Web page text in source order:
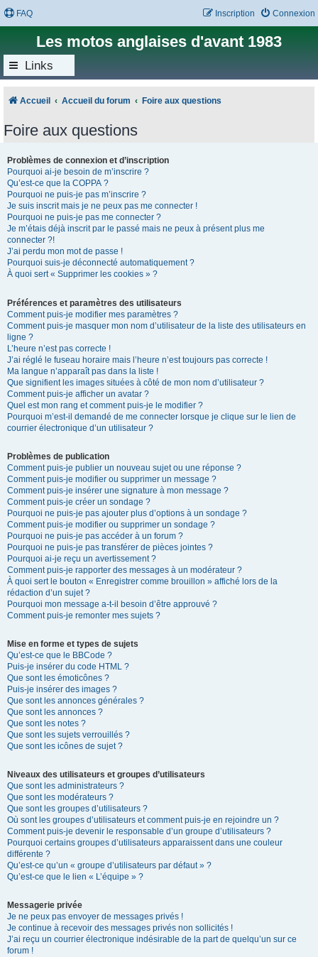
FAQ Connexion
Inscription
Les motos anglaises d'avant 1983
Links
Accueil Accueil du forum Foire aux questions
Foire aux questions
Problèmes de connexion et d’inscription
Pourquoi ai-je besoin de m’inscrire ?
Qu’est-ce que la COPPA ?
Pourquoi ne puis-je pas m’inscrire ?
Je suis inscrit mais je ne peux pas me connecter !
Pourquoi ne puis-je pas me connecter ?
Je m’étais déjà inscrit par le passé mais ne peux à présent plus me
connecter ?!
J’ai perdu mon mot de passe !
Pourquoi suis-je déconnecté automatiquement ?
À quoi sert « Supprimer les cookies » ?
Préférences et paramètres des utilisateurs
Comment puis-je modifier mes paramètres ?
Comment puis-je masquer mon nom d’utilisateur de la liste des utilisateurs en
ligne ?
L’heure n’est pas correcte !
J’ai réglé le fuseau horaire mais l’heure n’est toujours pas correcte !
Ma langue n’apparaît pas dans la liste !
Que signifient les images situées à côté de mon nom d’utilisateur ?
Comment puis-je afficher un avatar ?
Quel est mon rang et comment puis-je le modifier ?
Pourquoi m’est-il demandé de me connecter lorsque je clique sur le lien de
courrier électronique d’un utilisateur ?
Problèmes de publication
Comment puis-je publier un nouveau sujet ou une réponse ?
Comment puis-je modifier ou supprimer un message ?
Comment puis-je insérer une signature à mon message ?
Comment puis-je créer un sondage ?
Pourquoi ne puis-je pas ajouter plus d’options à un sondage ?
Comment puis-je modifier ou supprimer un sondage ?
Pourquoi ne puis-je pas accéder à un forum ?
Pourquoi ne puis-je pas transférer de pièces jointes ?
Pourquoi ai-je reçu un avertissement ?
Comment puis-je rapporter des messages à un modérateur ?
À quoi sert le bouton « Enregistrer comme brouillon » affiché lors de la
rédaction d’un sujet ?
Pourquoi mon message a-t-il besoin d’être approuvé ?
Comment puis-je remonter mes sujets ?
Mise en forme et types de sujets
Qu’est-ce que le BBCode ?
Puis-je insérer du code HTML ?
Que sont les émoticônes ?
Puis-je insérer des images ?
Que sont les annonces générales ?
Que sont les annonces ?
Que sont les notes ?
Que sont les sujets verrouillés ?
Que sont les icônes de sujet ?
Niveaux des utilisateurs et groupes d’utilisateurs
Que sont les administrateurs ?
Que sont les modérateurs ?
Que sont les groupes d’utilisateurs ?
Où sont les groupes d’utilisateurs et comment puis-je en rejoindre un ?
Comment puis-je devenir le responsable d’un groupe d’utilisateurs ?
Pourquoi certains groupes d’utilisateurs apparaissent dans une couleur
différente ?
Qu’est-ce qu’un « groupe d’utilisateurs par défaut » ?
Qu’est-ce que le lien « L’équipe » ?
Messagerie privée
Je ne peux pas envoyer de messages privés !
Je continue à recevoir des messages privés non sollicités !
J’ai reçu un courrier électronique indésirable de la part de quelqu’un sur ce
forum !